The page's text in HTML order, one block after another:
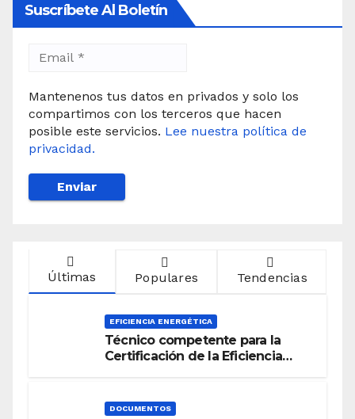
Suscríbete Al Boletín
Mantenenos tus datos en privados y solo los
compartimos con los terceros que hacen
posible este servicios. Lee nuestra política de
privacidad.
Últimas Populares Tendencias
EFICIENCIA ENERGÉTICA
Técnico competente para la
Certificación de la Eficiencia
DOCUMENTOS